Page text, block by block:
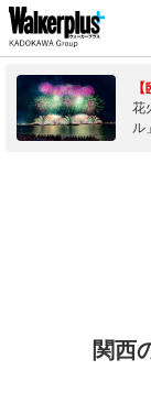
花
ル
関西